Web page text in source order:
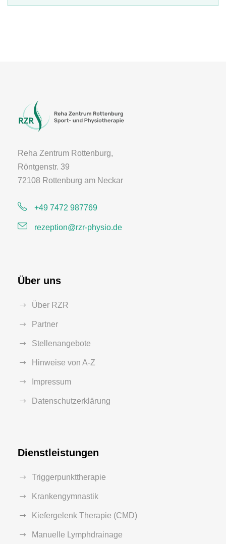
Reha Zentrum Rottenburg,
Röntgenstr. 39
72108 Rottenburg am Neckar
+49 7472 987769
rezeption@rzr-physio.de
Über uns
Über RZR
Partner
Stellenangebote
Hinweise von A-Z
Impressum
Datenschutzerklärung
Dienstleistungen
Triggerpunkttherapie
Krankengymnastik
Kiefergelenk Therapie (CMD)
Manuelle Lymphdrainage